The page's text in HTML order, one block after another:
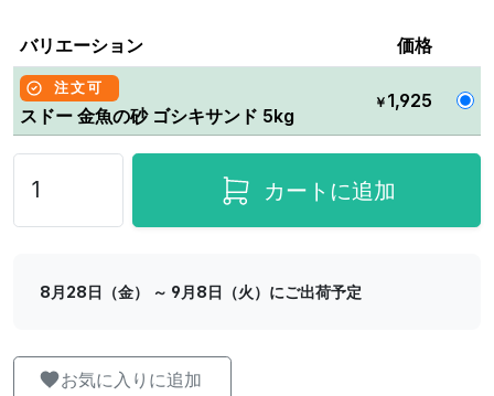
バリエーション 価格
注文可
スドー 金魚の砂 ゴシキサンド 5kg
￥ 1,925
カートに追加
8月28日（金） ～ 9月8日（火）にご出荷予定
お気に入りに追加